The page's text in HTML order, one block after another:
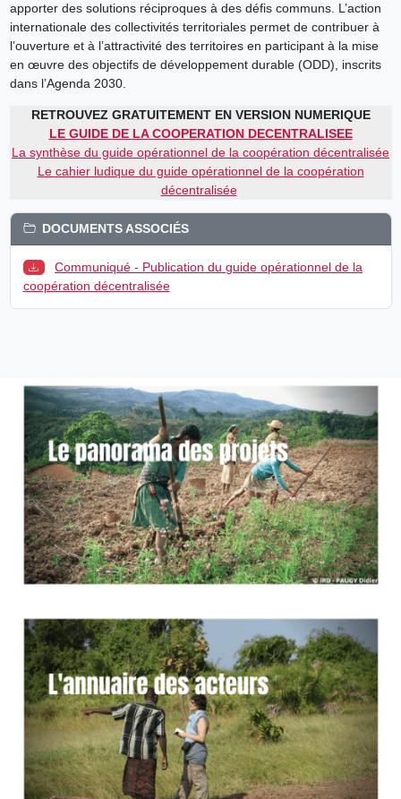
apporter des solutions réciproques à des défis communs. L’action
internationale des collectivités territoriales permet de contribuer à
l’ouverture et à l’attractivité des territoires en participant à la mise
en œuvre des objectifs de développement durable (ODD), inscrits
dans l’Agenda 2030.
RETROUVEZ GRATUITEMENT EN VERSION NUMERIQUE
LE GUIDE DE LA COOPERATION DECENTRALISEE
La synthèse du guide opérationnel de la coopération décentralisée
Le cahier ludique du guide opérationnel de la coopération
décentralisée
DOCUMENTS ASSOCIÉS
Communiqué - Publication du guide opérationnel de la
coopération décentralisée